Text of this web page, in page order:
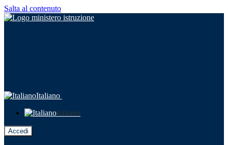
Salta al contenuto
Italiano
Italiano
Accedi